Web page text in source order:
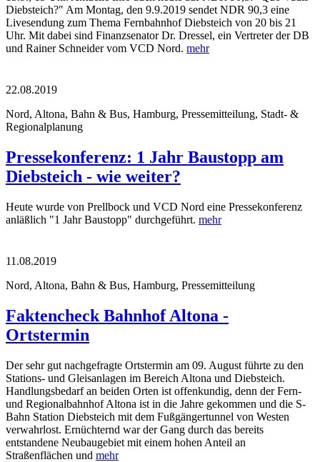
Diebsteich?" Am Montag, den 9.9.2019 sendet NDR 90,3 eine
Livesendung zum Thema Fernbahnhof Diebsteich von 20 bis 21
Uhr. Mit dabei sind Finanzsenator Dr. Dressel, ein Vertreter der DB
und Rainer Schneider vom VCD Nord. mehr
22.08.2019
Nord, Altona, Bahn & Bus, Hamburg, Pressemitteilung, Stadt- &
Regionalplanung
Pressekonferenz: 1 Jahr Baustopp am
Diebsteich - wie weiter?
Heute wurde von Prellbock und VCD Nord eine Pressekonferenz
anläßlich "1 Jahr Baustopp" durchgeführt. mehr
11.08.2019
Nord, Altona, Bahn & Bus, Hamburg, Pressemitteilung
Faktencheck Bahnhof Altona -
Ortstermin
Der sehr gut nachgefragte Ortstermin am 09. August führte zu den
Stations- und Gleisanlagen im Bereich Altona und Diebsteich.
Handlungsbedarf an beiden Orten ist offenkundig, denn der Fern-
und Regionalbahnhof Altona ist in die Jahre gekommen und die S-
Bahn Station Diebsteich mit dem Fußgängertunnel von Westen
verwahrlost. Ernüchternd war der Gang durch das bereits
entstandene Neubaugebiet mit einem hohen Anteil an
Straßenflächen und mehr